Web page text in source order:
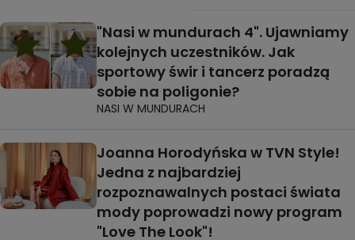
"Nasi w mundurach 4". Ujawniamy
kolejnych uczestników. Jak
sportowy świr i tancerz poradzą
sobie na poligonie?
NASI W MUNDURACH
Joanna Horodyńska w TVN Style!
Jedna z najbardziej
rozpoznawalnych postaci świata
mody poprowadzi nowy program
"Love The Look"!